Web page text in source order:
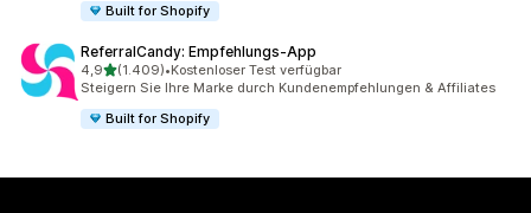
Built for Shopify
ReferralCandy: Empfehlungs‑App
4,9von 5 Sternen
(1.409)
1409 Rezensionen insgesamt
•Kostenloser Test verfügbar
Steigern Sie Ihre Marke durch Kundenempfehlungen & Affiliates
Built for Shopify